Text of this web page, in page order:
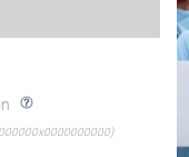
000000x0000000000)